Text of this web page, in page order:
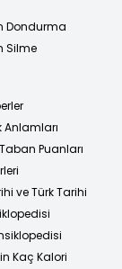
Dondurma
Silme
Anlamları
Puanları
ve Türk Tarihi
Kaç Kalori